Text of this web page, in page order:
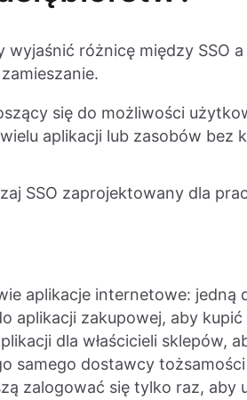
różnicę między SSO a
się do możliwości
aplikacji lub zasobów bez
SSO zaprojektowany dla
aplikacje internetowe: jedną
aplikacji zakupowej, aby
dla właścicieli sklepów,
samego dostawcy
zalogować się tylko raz, aby